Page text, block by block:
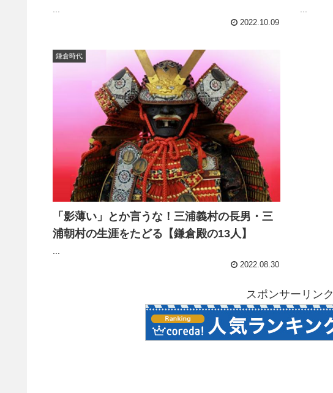
2022.10.09
鎌倉時代
「影薄い」とか言うな！三浦義村の長男・三
浦朝村の生涯をたどる【鎌倉殿の13人】
2022.08.30
スポンサーリンク